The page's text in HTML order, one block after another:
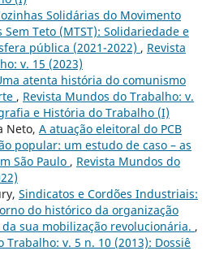
Solidárias do Movimento
Teto (MTST): Solidariedade e
pública (2021-2022) , Revista
v. 15 (2023)
atenta história do comunismo
, Revista Mundos do Trabalho: v.
e História do Trabalho (I)
Neto, A atuação eleitoral do PCB
popular: um estudo de caso – as
São Paulo , Revista Mundos do
Sindicatos e Cordões Industriais:
do histórico da organização
sua mobilização revolucionária. ,
Trabalho: v. 5 n. 10 (2013): Dossiê